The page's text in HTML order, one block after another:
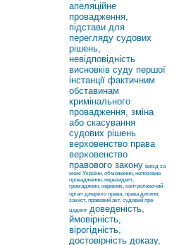
апеляційне
провадження,
підстави для
перегляду судових
рішень,
невідповідність
висновків суду першої
інстанції фактичним
обставинам
кримінального
провадження, зміна
або скасування
судових рішень
верховенство права
верховенство
правового закону виїзд за
межі України, обмеження, непозовне
провадження, нерезидент,
громадянин, керівник, контролюючий
орган джерело права, права дитини,
захист, правовий акт, судовий пре-
цедент доведеність,
ймовірність,
вірогідність,
достовірність доказу,